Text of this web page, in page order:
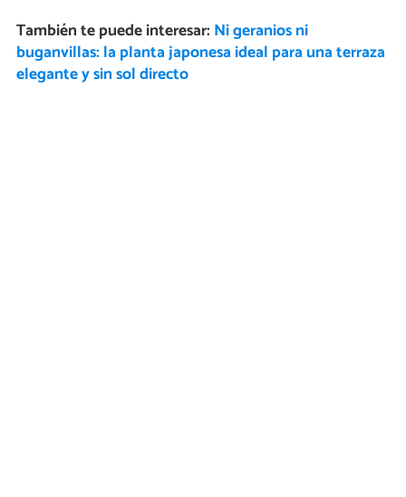
También te puede interesar: Ni geranios ni
buganvillas: la planta japonesa ideal para una terraza
elegante y sin sol directo